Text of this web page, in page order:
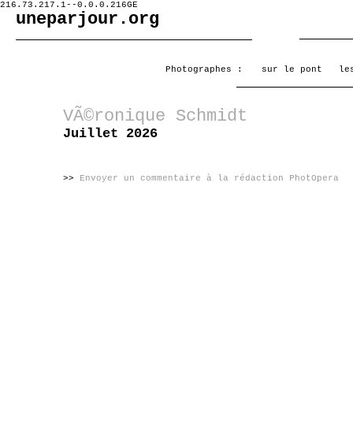
216.73.217.1--0.0.0.216GE
uneparjour.org
Photographes : sur le pont
VÃ©ronique Schmidt
Juillet 2026
>> Envoyer un commentaire à la rédaction PhotOpera